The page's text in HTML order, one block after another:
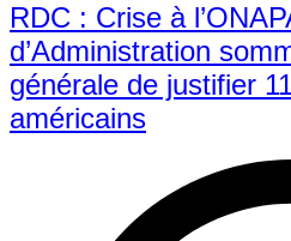
RDC : Crise à
d’Administration
générale de justifier
américains